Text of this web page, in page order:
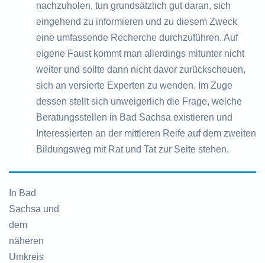
nachzuholen, tun grundsätzlich gut daran, sich
eingehend zu informieren und zu diesem Zweck
eine umfassende Recherche durchzuführen. Auf
eigene Faust kommt man allerdings mitunter nicht
weiter und sollte dann nicht davor zurückscheuen,
sich an versierte Experten zu wenden. Im Zuge
dessen stellt sich unweigerlich die Frage, welche
Beratungsstellen in Bad Sachsa existieren und
Interessierten an der mittleren Reife auf dem zweiten
Bildungsweg mit Rat und Tat zur Seite stehen.
In Bad
Sachsa und
dem
näheren
Umkreis